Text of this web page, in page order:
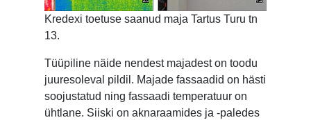
Kredexi toetuse saanud maja Tartus Turu tn
13.
Tüüpiline näide nendest majadest on toodu
juuresoleval pildil. Majade fassaadid on hästi
soojustatud ning fassaadi temperatuur on
ühtlane. Siiski on aknaraamides ja -paledes